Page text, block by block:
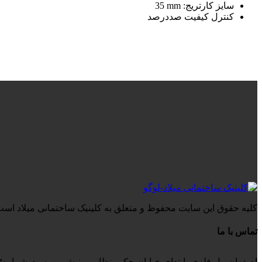
سایز کارتریج: mm
کنترل کیفیت صددرصد
کلیه حقوق این سایت محفوظ و متعلق به کلینیک ساختمانی میلاد
تماس با ما